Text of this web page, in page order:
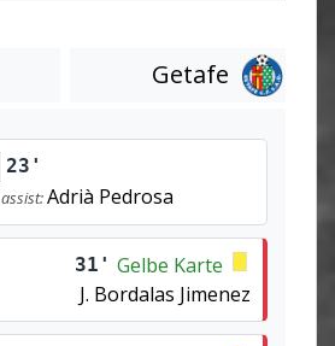
Getafe
23'
assist:Adrià Pedrosa
31' Gelbe Karte
J. Bordalas Jimenez